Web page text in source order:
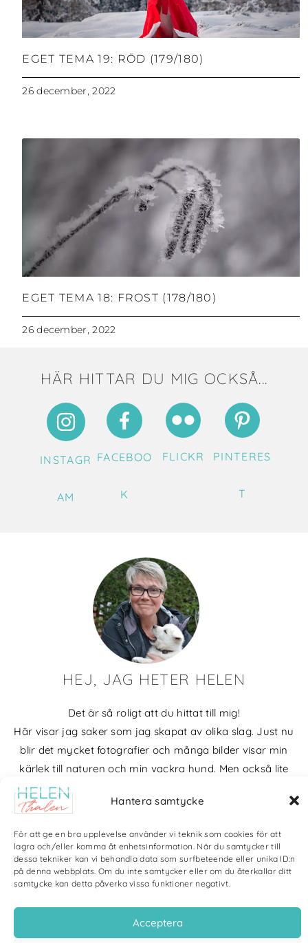
Hantera samtycke
För att ge en bra upplevelse använder vi teknik som cookies för att
lagra och/eller komma åt enhetsinformation. När du samtycker till
dessa tekniker kan vi behandla data som surfbeteende eller unika ID:n
på denna webbplats. Om du inte samtycker eller om du återkallar ditt
samtycke kan detta påverka vissa funktioner negativt.
Acceptera
EGET TEMA 19: RÖD (179/180)
26 december, 2022
EGET TEMA 18: FROST (178/180)
26 december, 2022
HÄR HITTAR DU MIG OCKSÅ...
INSTAGR
AM
FACEBOO
K
FLICKR PINTERES
T
HEJ, JAG HETER HELEN
Det är så roligt att du hittat till mig!
Här visar jag saker som jag skapat av olika slag. Just nu
blir det mycket fotografier och många bilder visar min
kärlek till naturen och min vackra hund. Men också lite
annat pyssel och kreativt som jag ägnar mig åt.
Bloggarkiv
| Produktion och sponsor: CoreIT, Örnsköldsvik